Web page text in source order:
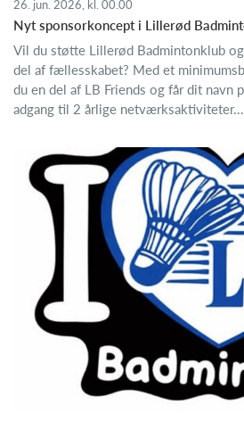
26. jun. 2026, kl. 00.00
Nyt sponsorkoncept i Lillerød
Vil du støtte Lillerød Badmintonklub
del af fællesskabet? Med et
du en del af LB Friends og får dit navn
adgang til 2 årlige netværksaktiviteter...